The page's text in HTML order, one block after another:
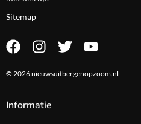
Sitemap
© 2026 nieuwsuitbergenopzoom.nl
Informatie